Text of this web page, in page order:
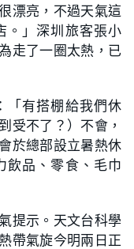
漂亮，不過天氣這
。」深圳旅客張小
走了一圈太熱，已
「有搭棚給我們休
受不了？）不會，
於總部設立暑熱休
飲品、零食、毛巾
提示。天文台科學
帶氣旋今明兩日正